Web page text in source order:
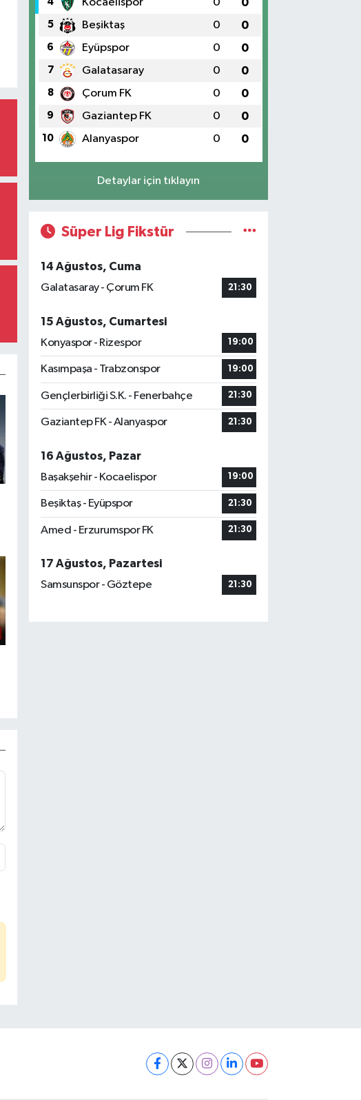
Kocaelispor 0 0
5 Beşiktaş 0 0
6 Eyüpspor 0 0
7 Galatasaray 0 0
8 Çorum FK 0 0
9 Gaziantep FK 0 0
10 Alanyaspor 0 0
Detaylar için tıklayın
Süper Lig Fikstür
14 Ağustos, Cuma
Galatasaray - Çorum FK
21:30
15 Ağustos, Cumartesi
Konyaspor - Rizespor
19:00
Kasımpaşa - Trabzonspor 19:00
Gençlerbirliği S.K. - Fenerbahçe 21:30
Gaziantep FK - Alanyaspor 21:30
16 Ağustos, Pazar
Başakşehir - Kocaelispor
19:00
Beşiktaş - Eyüpspor 21:30
Amed - Erzurumspor FK 21:30
17 Ağustos, Pazartesi
Samsunspor - Göztepe
21:30